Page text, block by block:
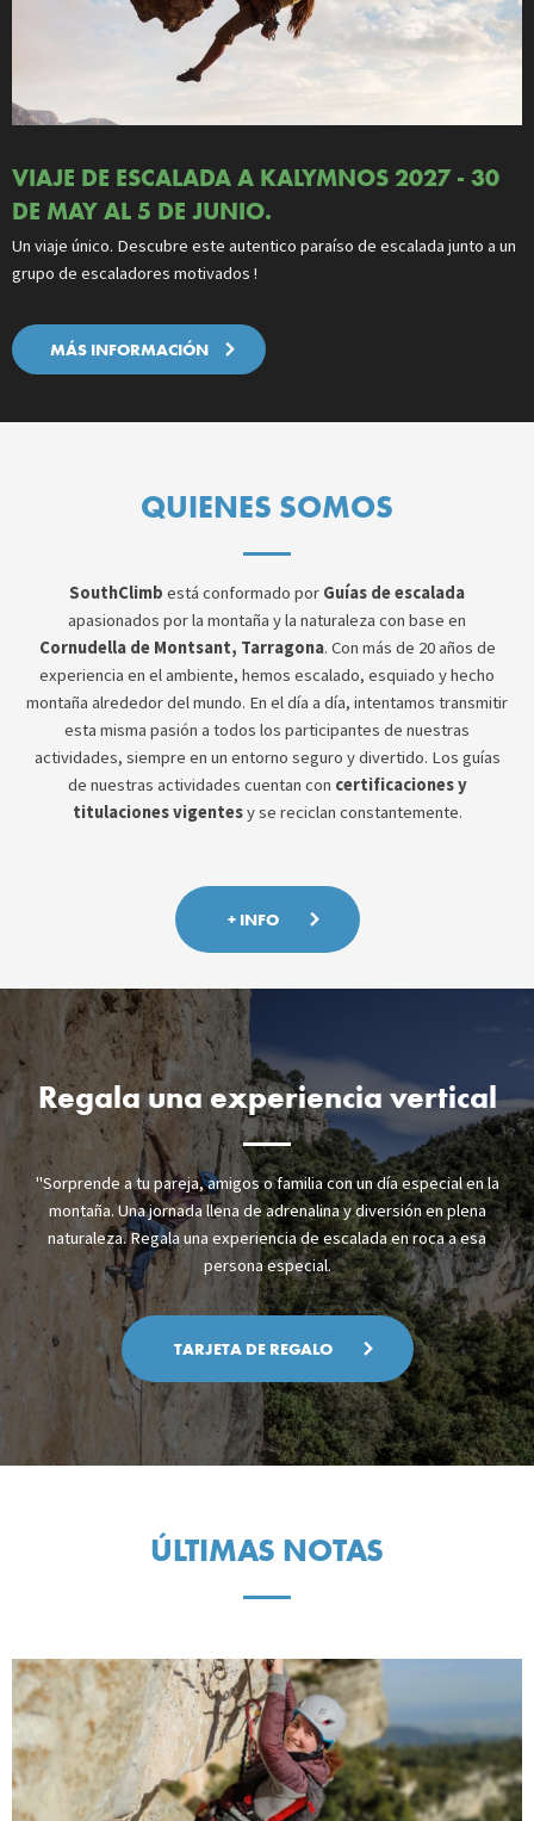
VIAJE DE ESCALADA A KALYMNOS 2027 - 30
DE MAY AL 5 DE JUNIO.
Un viaje único. Descubre este autentico paraíso de escalada junto a un
grupo de escaladores motivados !
MÁS INFORMACIÓN
QUIENES SOMOS
SouthClimb está conformado por Guías de escalada
apasionados por la montaña y la naturaleza con base en
Cornudella de Montsant, Tarragona. Con más de 20 años de
experiencia en el ambiente, hemos escalado, esquiado y hecho
montaña alrededor del mundo. En el día a día, intentamos transmitir
esta misma pasión a todos los participantes de nuestras
actividades, siempre en un entorno seguro y divertido. Los guías
de nuestras actividades cuentan con certificaciones y
titulaciones vigentesy se reciclan constantemente.
+ INFO
Regala una experiencia vertical
"Sorprende a tu pareja, amigos o familia con un día especial en la
montaña. Una jornada llena de adrenalina y diversión en plena
naturaleza. Regala una experiencia de escalada en roca a esa
persona especial.
TARJETA DE REGALO
ÚLTIMAS NOTAS